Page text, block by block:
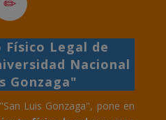
Físico Legal de
Nacional
Gonzaga"
Luis Gonzaga", pone en